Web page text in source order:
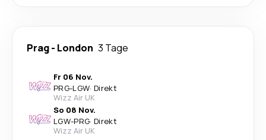
Prag- London 3 Tage
Fr 06 Nov.
PRG-LGW· Direkt
Wizz Air UK
So 08 Nov.
LGW-PRG· Direkt
Wizz Air UK